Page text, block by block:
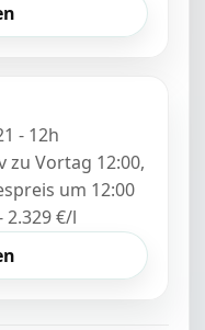
- 12h
zu Vortag 12:00,
um 12:00
2.329 €/l